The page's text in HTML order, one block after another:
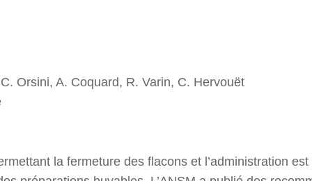
Orsini, A. Coquard, R. Varin, C. Hervouët
la fermeture des flacons et l’administration